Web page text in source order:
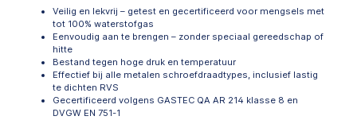
Veilig en lekvrij – getest en gecertificeerd voor mengsels met
tot 100% waterstofgas
Eenvoudig aan te brengen – zonder speciaal gereedschap of
hitte
Bestand tegen hoge druk en temperatuur
Effectief bij alle metalen schroefdraadtypes, inclusief lastig
te dichten RVS
Gecertificeerd volgens GASTEC QA AR 214 klasse 8 en
DVGW EN 751-1